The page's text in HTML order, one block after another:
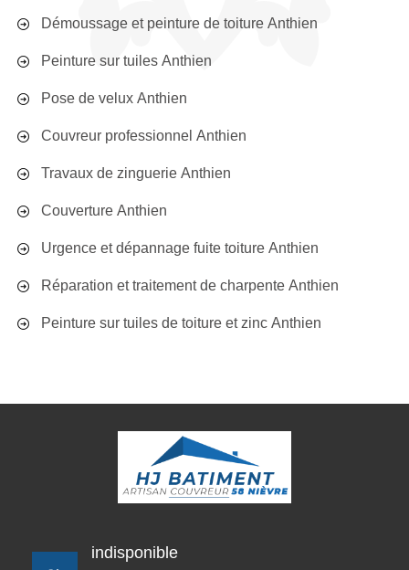
Démoussage et peinture de toiture Anthien
Peinture sur tuiles Anthien
Pose de velux Anthien
Couvreur professionnel Anthien
Travaux de zinguerie Anthien
Couverture Anthien
Urgence et dépannage fuite toiture Anthien
Réparation et traitement de charpente Anthien
Peinture sur tuiles de toiture et zinc Anthien
indisponible